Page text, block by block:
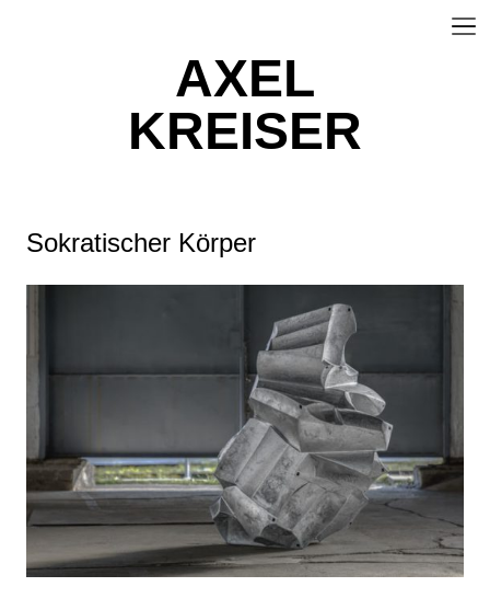
AXEL
KREISER
Sokratischer Körper